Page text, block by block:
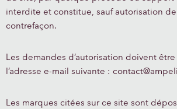
interdite et constitue, sauf autorisation de
contrefaçon.
Les demandes d’autorisation doivent être
l’adresse e-mail suivante :
Les marques citées sur ce site sont